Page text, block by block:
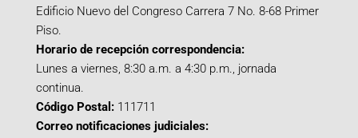
Edificio Nuevo del Congreso Carrera 7 No. 8-68 Primer
Piso.
Horario de recepción correspondencia:
Lunes a viernes, 8:30 a.m. a 4:30 p.m., jornada
continua.
Código Postal: 111711
Correo notificaciones judiciales: